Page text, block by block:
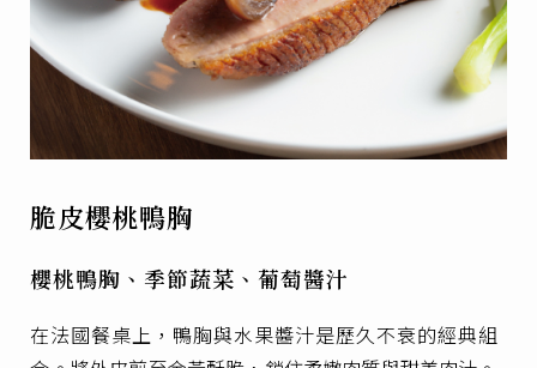
脆皮櫻桃鴨胸
櫻桃鴨胸、季節蔬菜、葡萄醬汁
在法國餐桌上，鴨胸與水果醬汁是歷久不衰的經典組